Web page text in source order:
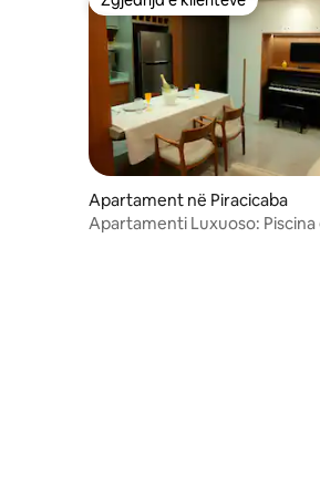
Zgjedhja e klientëve
Apartament në Piracicaba
Apartamenti Luxuoso: Piscina